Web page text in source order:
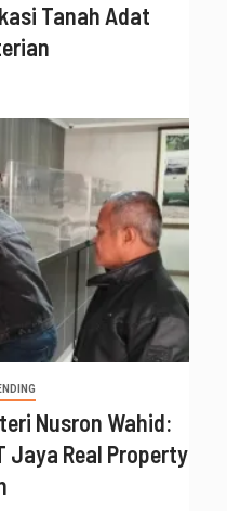
Tanah Adat
Nusron Wahid:
Jaya Real Property